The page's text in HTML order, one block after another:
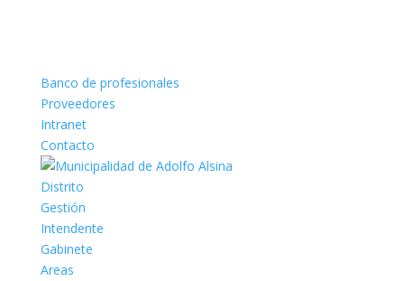
Banco de profesionales
Proveedores
Intranet
Contacto
Distrito
Gestión
Intendente
Gabinete
Areas